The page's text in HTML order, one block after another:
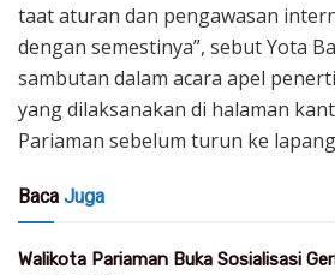
taat aturan dan pengawasan
dengan semestinya”, sebut Yota
sambutan dalam acara apel
yang dilaksanakan di halaman
Pariaman sebelum turun ke
Baca Juga
Walikota Pariaman Buka Sosialisasi